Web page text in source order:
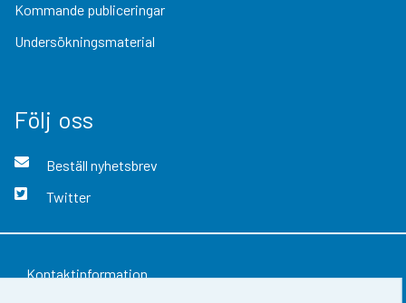
Kommande publiceringar
Undersökningsmaterial
Följ oss
Beställ nyhetsbrev
Twitter
Kontaktinformation